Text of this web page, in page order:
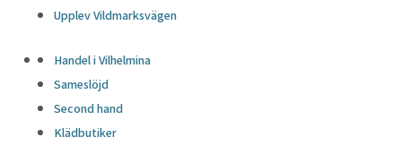
Upplev Vildmarksvägen
Handel i Vilhelmina
Sameslöjd
Second hand
Klädbutiker